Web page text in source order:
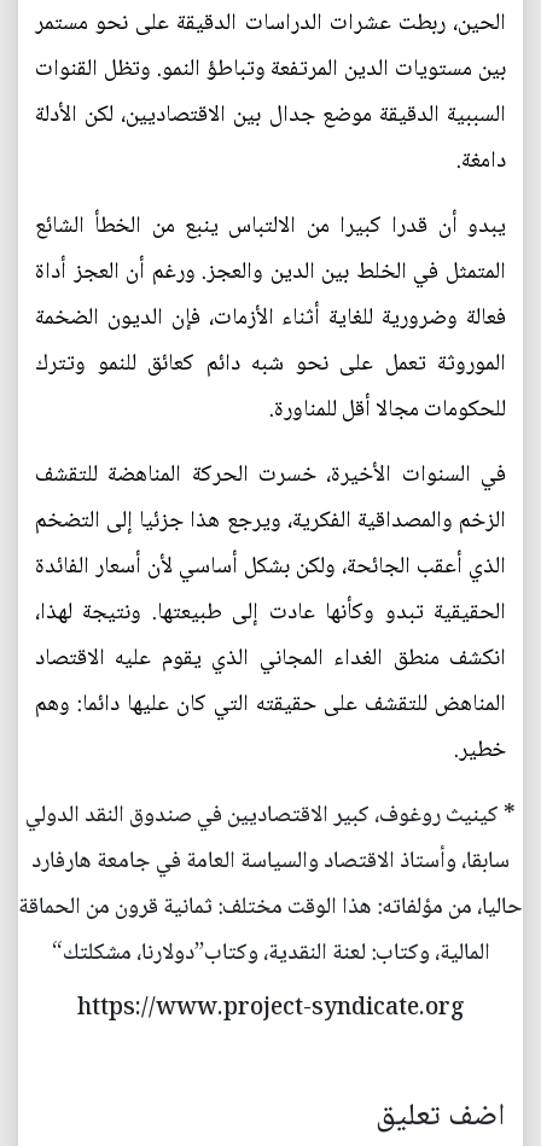
الحين، ربطت عشرات الدراسات الدقيقة على نحو مستمر
بين مستويات الدين المرتفعة وتباطؤ النمو. وتظل القنوات
السببية الدقيقة موضع جدال بين الاقتصاديين، لكن الأدلة
دامغة.
يبدو أن قدرا كبيرا من الالتباس ينبع من الخطأ الشائع
المتمثل في الخلط بين الدين والعجز. ورغم أن العجز أداة
فعالة وضرورية للغاية أثناء الأزمات، فإن الديون الضخمة
الموروثة تعمل على نحو شبه دائم كعائق للنمو وتترك
للحكومات مجالا أقل للمناورة.
في السنوات الأخيرة، خسرت الحركة المناهضة للتقشف
الزخم والمصداقية الفكرية، ويرجع هذا جزئيا إلى التضخم
الذي أعقب الجائحة، ولكن بشكل أساسي لأن أسعار الفائدة
الحقيقية تبدو وكأنها عادت إلى طبيعتها. ونتيجة لهذا،
انكشف منطق الغداء المجاني الذي يقوم عليه الاقتصاد
المناهض للتقشف على حقيقته التي كان عليها دائما: وهم
خطير.
* كينيث روغوف، كبير الاقتصاديين في صندوق النقد الدولي
سابقا، وأستاذ الاقتصاد والسياسة العامة في جامعة هارفارد
حاليا، من مؤلفاته: هذا الوقت مختلف: ثمانية قرون من الحماقة
المالية، وكتاب: لعنة النقدية، وكتاب”دولارنا، مشكلتك“
https://www.project-syndicate.org
اضف تعليق